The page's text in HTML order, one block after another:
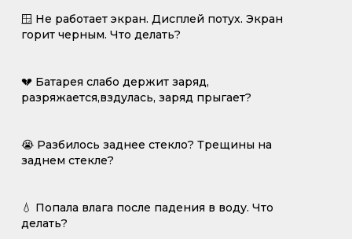
🪟 Не работает экран. Дисплей потух. Экран
горит черным. Что делать?
💔 Батарея слабо держит заряд,
разряжается,вздулась, заряд прыгает?
😭 Разбилось заднее стекло? Трещины на
заднем стекле?
💧 Попала влага после падения в воду. Что
делать?